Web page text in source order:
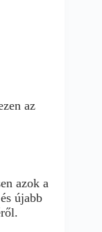
az
azok a
újabb